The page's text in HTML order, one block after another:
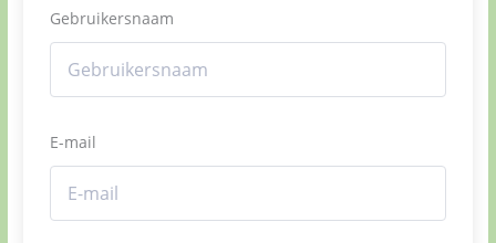
Gebruikersnaam
E-mail